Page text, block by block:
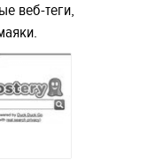
веб-теги,